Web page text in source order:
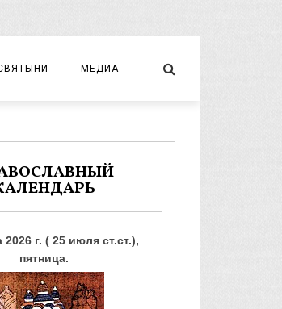
МЕДИА
ФОТО
2026 г. ( 25 июля ст.ст.),
пятница.